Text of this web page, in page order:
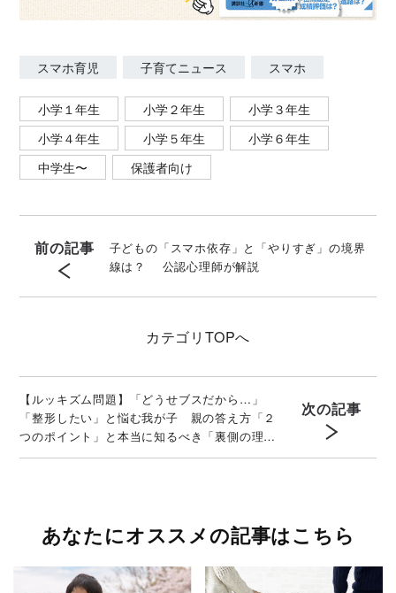
スマホ育児 子育てニュース スマホ
小学１年生 小学２年生
小学３年生
小学４年生
小学５年生
小学６年生
中学生〜
保護者向け
前の記事
子どもの「スマホ依存」と「やりすぎ」の境界
線は？ 公認心理師が解説
カテゴリ TOPへ
【ルッキズム問題】「どうせブスだから…」
「整形したい」と悩む我が子 親の答え方「２
つのポイント」と本当に知るべき「裏側の理
由」
次の記事
あなたにオススメの記事はこちら